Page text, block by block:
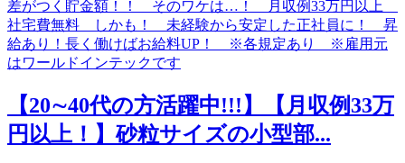
【20∼40代の方活躍中!!!】【月収例33万
円以上！】砂粒サイズの小型部...